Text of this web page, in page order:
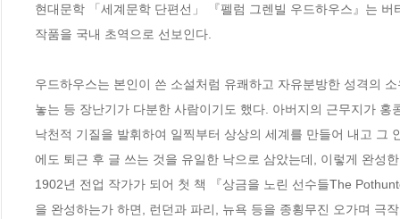
현대문학 「세계문학 단편선」 『펠럼 그렌빌 우드하우스』는
작품을 국내 초역으로 선보인다.
우드하우스는 본인이 쓴 소설처럼 유쾌하고 자유분방한 성격의
놓는 등 장난기가 다분한 사람이기도 했다. 아버지의 근무지가
낙천적 기질을 발휘하여 일찍부터 상상의 세계를 만들어 내고 그
에도 퇴근 후 글 쓰는 것을 유일한 낙으로 삼았는데, 이렇게 완성
1902년 전업 작가가 되어 첫 책 『상금을 노린 선수들The
을 완성하는가 하면, 런던과 파리, 뉴욕 등을 종횡무진 오가며 극